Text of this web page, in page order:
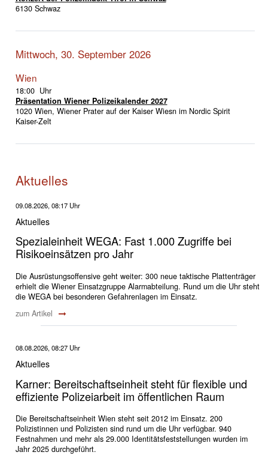
6130 Schwaz
Mittwoch, 30. September 2026
Wien
18:00 Uhr
Präsentation Wiener Polizeikalender 2027
1020 Wien, Wiener Prater auf der Kaiser Wiesn im Nordic Spirit
Kaiser-Zelt
Aktuelles
09.08.2026, 08:17 Uhr
Aktuelles
Spezialeinheit WEGA: Fast 1.000 Zugriffe bei
Risikoeinsätzen pro Jahr
Die Ausrüstungsoffensive geht weiter: 300 neue taktische Plattenträger
erhielt die Wiener Einsatzgruppe Alarmabteilung. Rund um die Uhr steht
die WEGA bei besonderen Gefahrenlagen im Einsatz.
zum Artikel
08.08.2026, 08:27 Uhr
Aktuelles
Karner: Bereitschaftseinheit steht für flexible und
effiziente Polizeiarbeit im öffentlichen Raum
Die Bereitschaftseinheit Wien steht seit 2012 im Einsatz. 200
Polizistinnen und Polizisten sind rund um die Uhr verfügbar. 940
Festnahmen und mehr als 29.000 Identitätsfeststellungen wurden im
Jahr 2025 durchgeführt.